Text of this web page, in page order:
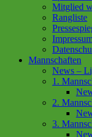
Mitglied
Rangliste
Mannschaften
News –
1.
2.
3.